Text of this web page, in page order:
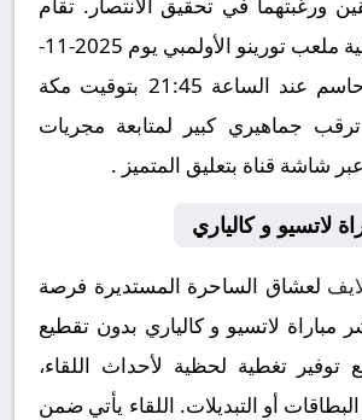
المباراة على أرضية ملعب تورينو الأولمبي يوم 2025-11-
03، في توقيت حاسم عند الساعة 21:45 بتوقيت مكة
جماهيري كبير لمتابعة مجريات
شاشة قناة بتعليق المتميز .
لاتسيو و كالياري
لعشاق الساحرة المستديرة فرصة
لاتسيو و كالياري بدون تقطيع
توفير تغطية لحظية لأحداث اللقاء،
أو التبديلات. اللقاء يأتي ضمن